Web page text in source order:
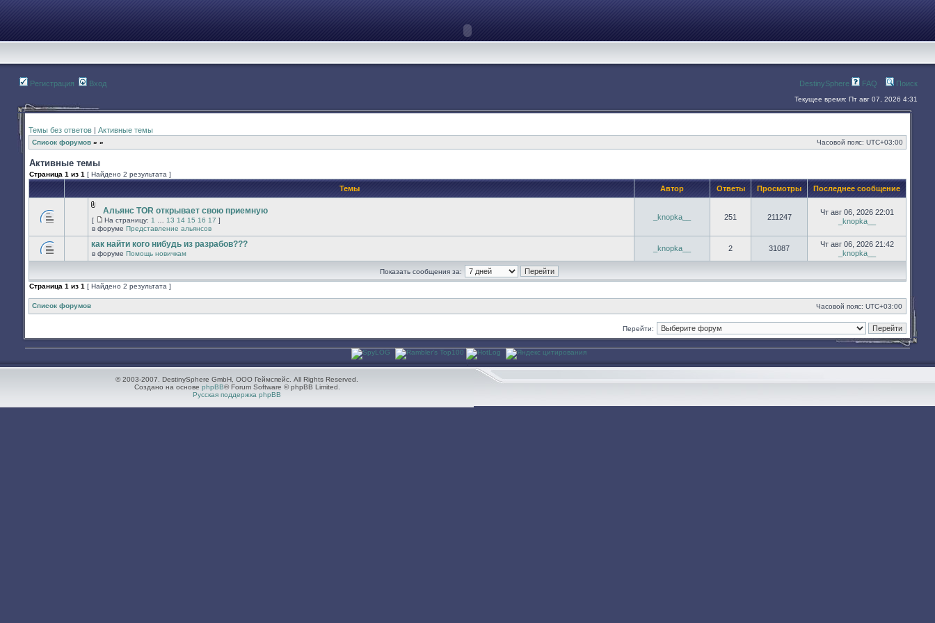
Регистрация Вход DestinySphere FAQ Поиск
Текущее время: Пт авг 07, 2026 4:31
Темы без ответов | Активные темы
Список форумов » » Часовой пояс: UTC+03:00
Активные темы
Страница 1 из 1 [ Найдено 2 результата ]
Темы Автор Ответы Просмотры Последнее сообщение
теме
нет
Вложения
Альянс TOR открывает свою приемную
[
На
страницу
На страницу: 1 13 14 15 16 17 ]
в форуме Представление альянсов
_knopka__ 251 211247
Чт авг 06, 2026 22:01
_knopka__
нет
новых
сообщений.
как найти кого нибудь из разрабов???
в форуме Помощь новичкам
_knopka__ 2 31087
Чт авг 06, 2026 21:42
_knopka__
Показать сообщения за:
Страница 1 из 1 [ Найдено 2 результата ]
Список форумов Часовой пояс: UTC+03:00
Перейти:
© 2003-2007. DestinySphere GmbH, ООО Геймспейс. All Rights Reserved.
Создано на основе phpBB® Forum Software © phpBB Limited.
Русская поддержка phpBB